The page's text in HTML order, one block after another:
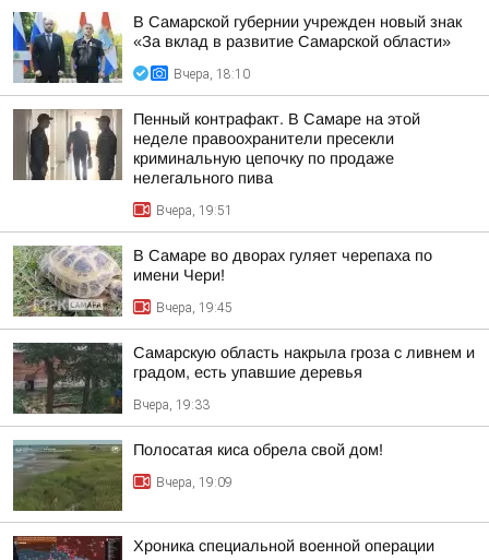
В Самарской губернии учрежден новый знак
«За вклад в развитие Самарской области»
Вчера, 18:10
Пенный контрафакт. В Самаре на этой
неделе правоохранители пресекли
криминальную цепочку по продаже
нелегального пива
Вчера, 19:51
В Самаре во дворах гуляет черепаха по
имени Чери!
Вчера, 19:45
Самарскую область накрыла гроза с ливнем и
градом, есть упавшие деревья
Вчера, 19:33
Полосатая киса обрела свой дом!
Вчера, 19:09
Хроника специальной военной операции